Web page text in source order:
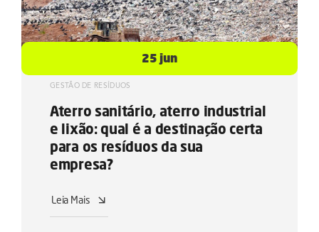
25 jun
GESTÃO DE RESÍDUOS
Aterro sanitário, aterro industrial
e lixão: qual é a destinação certa
para os resíduos da sua
empresa?
Leia Mais